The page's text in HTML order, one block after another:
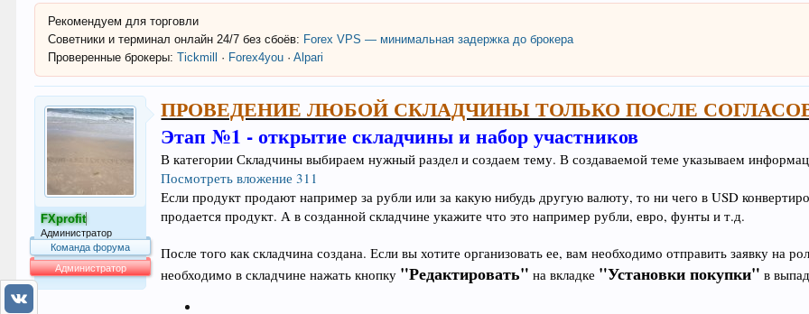
Рекомендуем для торговли
Советники и терминал онлайн 24/7 без сбоёв: Forex VPS — минимальная задержка до брокера
Проверенные брокеры: Tickmill · Forex4you ·Alpari
FXprofit
Администратор
Команда форума
Администратор
ПРОВЕДЕНИЕ ЛЮБОЙ СКЛАДЧИНЫ ТОЛЬКО ПОСЛЕ
Этап №1 - открытие складчины и набор участников
В категории Складчины выбираем нужный раздел и создаем тему. В создаваемой теме указываем
Посмотреть вложение 311
Если продукт продают например за рубли или за какую нибудь другую валюту, то ни чего в USD
продается продукт. А в созданной складчине укажите что это например рубли, евро, фунты и т.д.
После того как складчина создана. Если вы хотите организовать ее, вам необходимо отправить заявку на
необходимо в складчине нажать кнопку "Редактировать" на вкладке "Установки покупки" в